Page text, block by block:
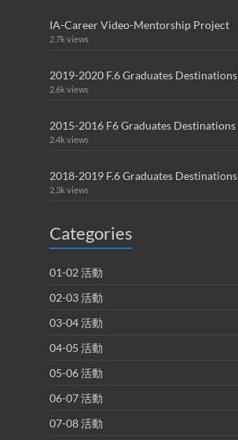
IA-Career Video-Mentorship Project
2.7k views
2019-2020 F.6 Graduates Destinations
2.6k views
2015-2016 F6 Graduates Destinations
2.4k views
2018-2019 F.6 Graduates Destinations
2.3k views
Categories
01-02 活動
02-03 活動
03-04 活動
04-05 活動
05-06 活動
06-07 活動
07-08 活動